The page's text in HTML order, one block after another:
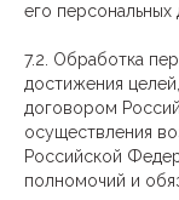
его персональных
7.2. Обработка
достижения
договором
осуществления
Российской
полномочий и